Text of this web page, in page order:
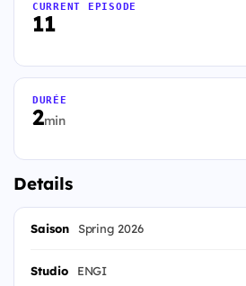
11
CURRENT EPISODE
2min
DURÉE
Details
Saison Spring 2026
Studio ENGI